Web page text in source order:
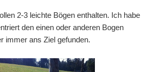
2-3 leichte Bögen enthalten. Ich habe
den einen oder anderen Bogen
immer ans Ziel gefunden.